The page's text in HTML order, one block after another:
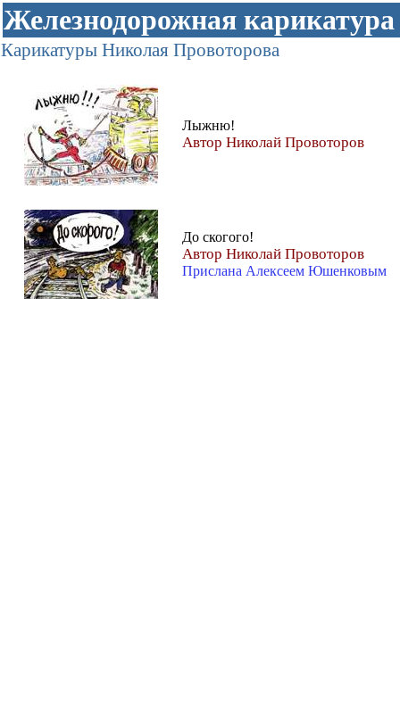
Железнодорожная карикатура
Карикатуры Николая Провоторова
Лыжню!
Автор Николай Провоторов
До скогого!
Автор Николай Провоторов
Прислана Алексеем Юшенковым